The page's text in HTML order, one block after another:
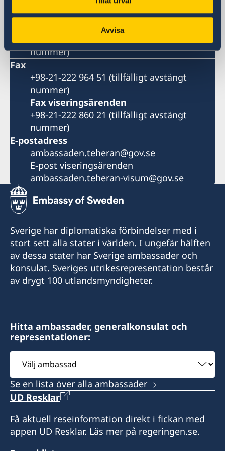
Avvisa
Iran
nummer)
Fax
+98-21-222 964 51 (tillfälligt avstängt
nummer)
Fax viseringsärenden
+98-21-222 860 21 (tillfälligt avstängt
nummer)
E-postadress
ambassaden.teheran@gov.se
E-post viseringsärenden
ambassaden.teheran-visum@gov.se
Sverige har diplomatiska förbindelser med i
stort sett alla stater i världen. I ungefär hälften
av dessa stater har Sverige ambassader och
konsulat. Sveriges utrikesrepresentation består
av drygt 100 utlandsmyndigheter.
Hitta ambassader, generalkonsulat och
representationer:
ambassad
Se en lista över alla ambassader
UD Resklar
Få aktuell reseinformation direkt i fickan med
appen UD Resklar. Läs mer på regeringen.se.